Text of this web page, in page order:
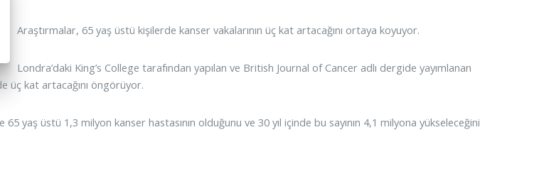
Araştırmalar, 65 yaş üstü kişilerde kanser vakalarının üç kat artacağını ortaya koyuyor.
Londra’daki King’s College tarafından yapılan ve British Journal of Cancer adlı dergide yayımlanan
üç kat artacağını öngörüyor.
65 yaş üstü 1,3 milyon kanser hastasının olduğunu ve 30 yıl içinde bu sayının 4,1 milyona yükseleceğini